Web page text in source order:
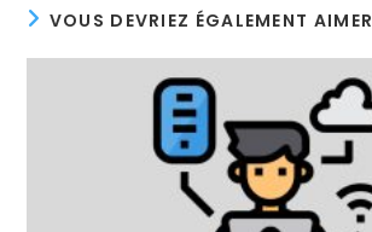
VOUS DEVRIEZ ÉGALEMENT AIMER